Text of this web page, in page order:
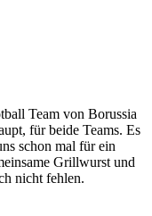
Team von Borussia
für beide Teams. Es
schon mal für ein
Grillwurst und
nicht fehlen.